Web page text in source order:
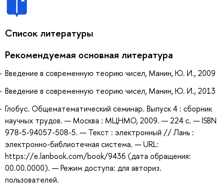
Список литературы
Рекомендуемая основная литература
Введение в современную теорию чисел, Манин, Ю. И., 2009
Введение в современную теорию чисел, Манин, Ю. И., 2013
Глобус. Общематематический семинар. Выпуск 4 : сборник
научных трудов. — Москва : МЦНМО, 2009. — 224 с. — ISBN
978-5-94057-508-5. — Текст : электронный // Лань :
электронно-библиотечная система. — URL:
https://e.lanbook.com/book/9436 (дата обращения:
00.00.0000). — Режим доступа: для авториз.
пользователей.